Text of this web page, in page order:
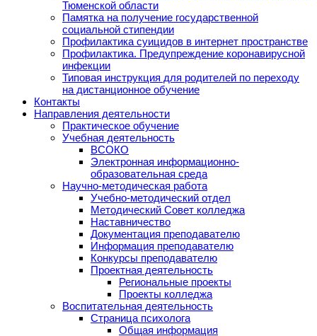
Тюменской области
Памятка на получение государственной
социальной стипендии
Профилактика суицидов в интернет пространстве
Профилактика. Предупреждение коронавирусной
инфекции
Типовая инструкция для родителей по переходу
на дистанционное обучение
Контакты
Направления деятельности
Практическое обучение
Учебная деятельность
ВСОКО
Электронная информационно-
образовательная среда
Научно-методическая работа
Учебно-методический отдел
Методический Совет колледжа
Наставничество
Документация преподавателю
Информация преподавателю
Конкурсы преподавателю
Проектная деятельность
Региональные проекты
Проекты колледжа
Воспитательная деятельность
Страница психолога
Общая информация